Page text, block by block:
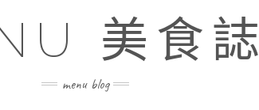
美食誌
menu blog